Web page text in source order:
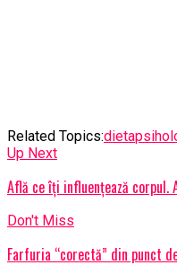
Related Topics:dieta
Up Next
Află ce îți influențează
Don't Miss
Farfuria “corectă” din punct